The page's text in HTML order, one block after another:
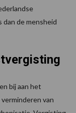
dan de mensheid
bij aan het
van